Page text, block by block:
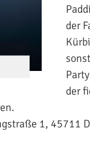
der
der
1, 45711